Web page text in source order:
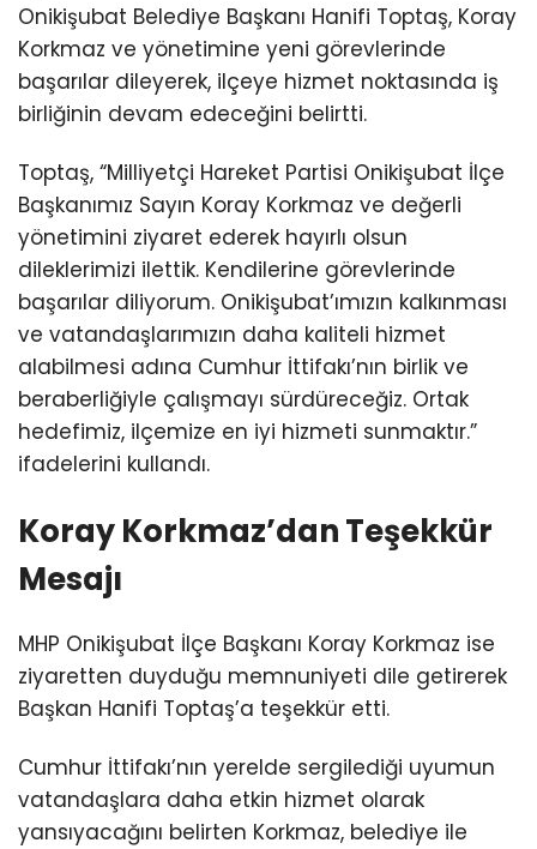
Onikişubat Belediye Başkanı Hanifi Toptaş, Koray
Korkmaz ve yönetimine yeni görevlerinde
başarılar dileyerek, ilçeye hizmet noktasında iş
birliğinin devam edeceğini belirtti.
Toptaş, “Milliyetçi Hareket Partisi Onikişubat İlçe
Başkanımız Sayın Koray Korkmaz ve değerli
yönetimini ziyaret ederek hayırlı olsun
dileklerimizi ilettik. Kendilerine görevlerinde
başarılar diliyorum. Onikişubat’ımızın kalkınması
ve vatandaşlarımızın daha kaliteli hizmet
alabilmesi adına Cumhur İttifakı’nın birlik ve
beraberliğiyle çalışmayı sürdüreceğiz. Ortak
hedefimiz, ilçemize en iyi hizmeti sunmaktır.”
ifadelerini kullandı.
Koray Korkmaz’dan Teşekkür
Mesajı
MHP Onikişubat İlçe Başkanı Koray Korkmaz ise
ziyaretten duyduğu memnuniyeti dile getirerek
Başkan Hanifi Toptaş’a teşekkür etti.
Cumhur İttifakı’nın yerelde sergilediği uyumun
vatandaşlara daha etkin hizmet olarak
yansıyacağını belirten Korkmaz, belediye ile